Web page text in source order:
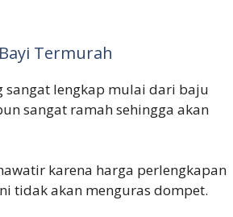
Termurah
sangat lengkap mulai dari baju
sangat ramah sehingga akan
karena harga perlengkapan
tidak akan menguras dompet.